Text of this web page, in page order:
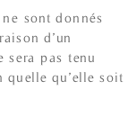
sont donnés
d’un
sera pas tenu
quelle qu’elle soit